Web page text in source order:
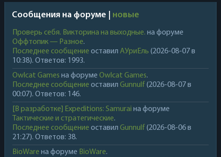
Сообщения на форуме | новые
Проверь себя. Викторина на выходные. на форуме
Оффтопик — Разное.
Последнее сообщение оставил АУриЕль (2026-08-07 в
10:38). Ответов: 1993.
Owlcat Games на форуме Owlcat Games.
Последнее сообщение оставил Gunnulf (2026-08-07 в
00:07). Ответов: 146.
[В разработке] Expeditions: Samurai на форуме
Тактические и стратегические.
Последнее сообщение оставил Gunnulf (2026-08-06 в
21:27). Ответов: 38.
BioWare на форуме BioWare.